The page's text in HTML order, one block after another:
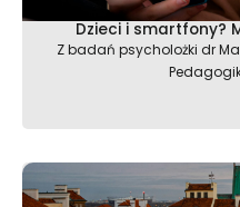
Dzieci i smartfony?
Z badań psycholożki dr